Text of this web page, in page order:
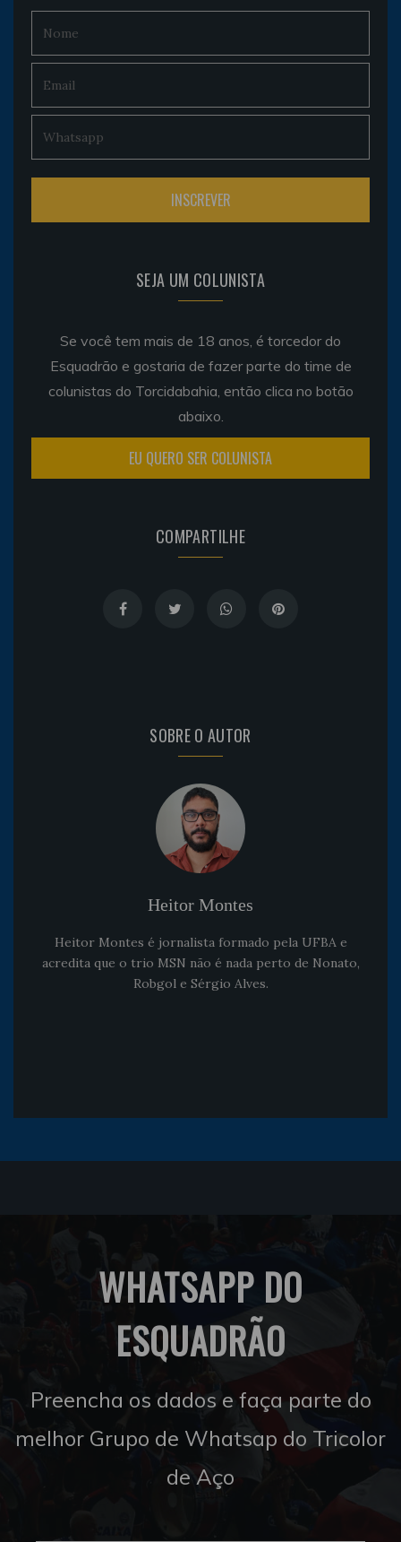
SEJA UM COLUNISTA
Se você tem mais de 18 anos, é torcedor do
Esquadrão e gostaria de fazer parte do time de
colunistas do Torcidabahia, então clica no botão
abaixo.
EU QUERO SER COLUNISTA
COMPARTILHE
SOBRE O AUTOR
Heitor Montes
Heitor Montes é jornalista formado pela UFBA e
acredita que o trio MSN não é nada perto de Nonato,
Robgol e Sérgio Alves.
WHATSAPP DO
ESQUADRÃO
Preencha os dados e faça parte do
melhor Grupo de Whatsap do Tricolor
de Aço